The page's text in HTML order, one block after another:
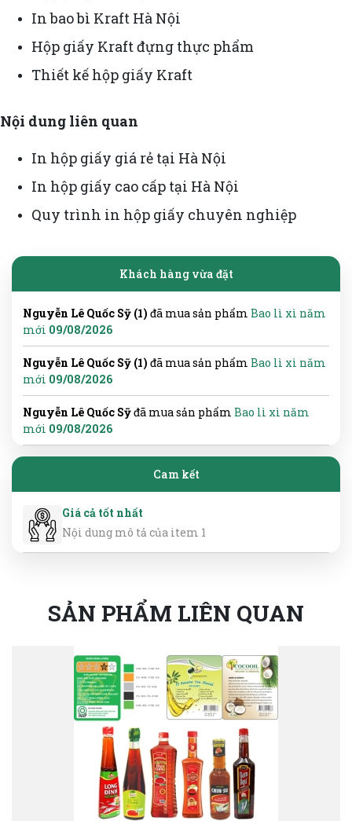
In bao bì Kraft Hà Nội
Hộp giấy Kraft đựng thực phẩm
Thiết kế hộp giấy Kraft
Nội dung liên quan
In hộp giấy giá rẻ tại Hà Nội
In hộp giấy cao cấp tại Hà Nội
Quy trình in hộp giấy chuyên nghiệp
Khách hàng vừa đặt
Nguyễn Lê Quốc Sỹ (1) đã mua sản phẩm Bao lì xì năm
mới 09/08/2026
Nguyễn Lê Quốc Sỹ (1) đã mua sản phẩm Bao lì xì năm
mới 09/08/2026
Nguyễn Lê Quốc Sỹđã mua sản phẩm Bao lì xì năm
mới 09/08/2026
Cam kết
Giá cả tốt nhất
Nội dung mô tả của item 1
SẢN PHẨM LIÊN QUAN